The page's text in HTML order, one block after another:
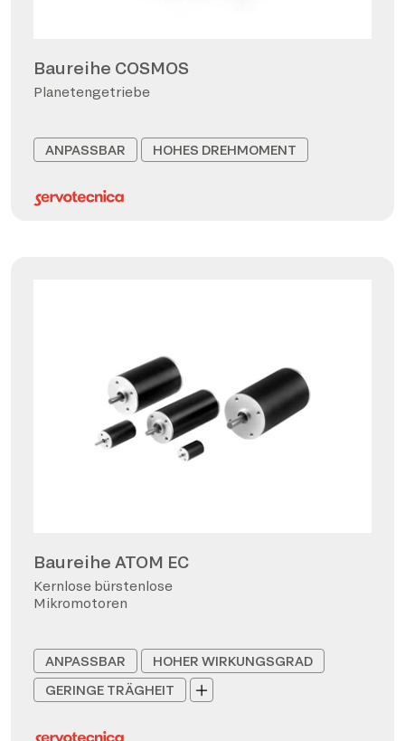
Baureihe COSMOS
Planetengetriebe
ANPASSBAR HOHES DREHMOMENT
Baureihe ATOM EC
Kernlose bürstenlose
Mikromotoren
ANPASSBAR
HOHER WIRKUNGSGRAD
GERINGE TRÄGHEIT